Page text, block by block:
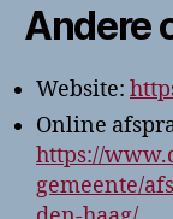
Andere
Website:
Online
https://
gemeente/